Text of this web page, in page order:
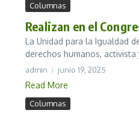
Columnas
Realizan en el
La Unidad para la Igualdad
derechos humanos,
admin junio 19, 2025
Read More
Columnas